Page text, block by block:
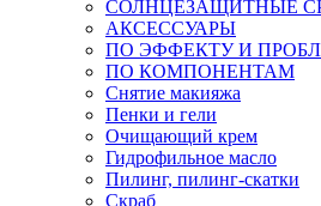
СОЛНЦЕЗАЩИТНЫЕ
АКСЕССУАРЫ
ПО ЭФФЕКТУ И
ПО КОМПОНЕНТАМ
Снятие макияжа
Пенки и гели
Очищающий крем
Гидрофильное масло
Пилинг, пилинг-скатки
Скраб